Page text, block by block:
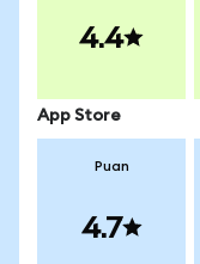
4.4
App Store
Puan
4.7